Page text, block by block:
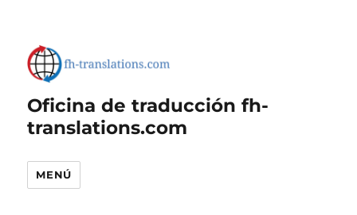
Oficina de traducción fh-
translations.com
MENÚ